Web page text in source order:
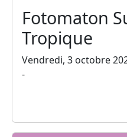
Fotomaton
Tropique
Vendredi, 3 octobre
-